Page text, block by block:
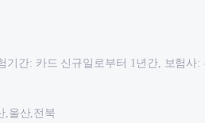
간: 카드 신규일로부터 1년간, 보험사:
,울산,전북